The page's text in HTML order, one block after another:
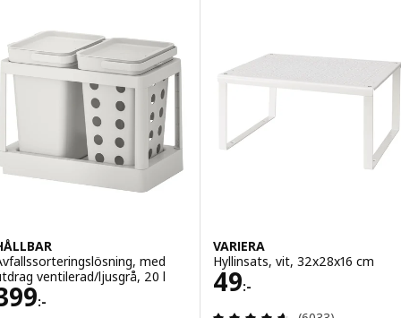
med
ventilerad/ljusgrå, 20 l
:-399:-
VARIERA
Hyllinsats, vit, 32x28x16 cm
49:-
Pris 49:-